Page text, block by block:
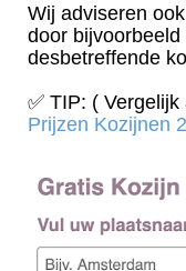
Wij adviseren
door
desbetreffende
✅ TIP: (
Prijzen Kozijnen